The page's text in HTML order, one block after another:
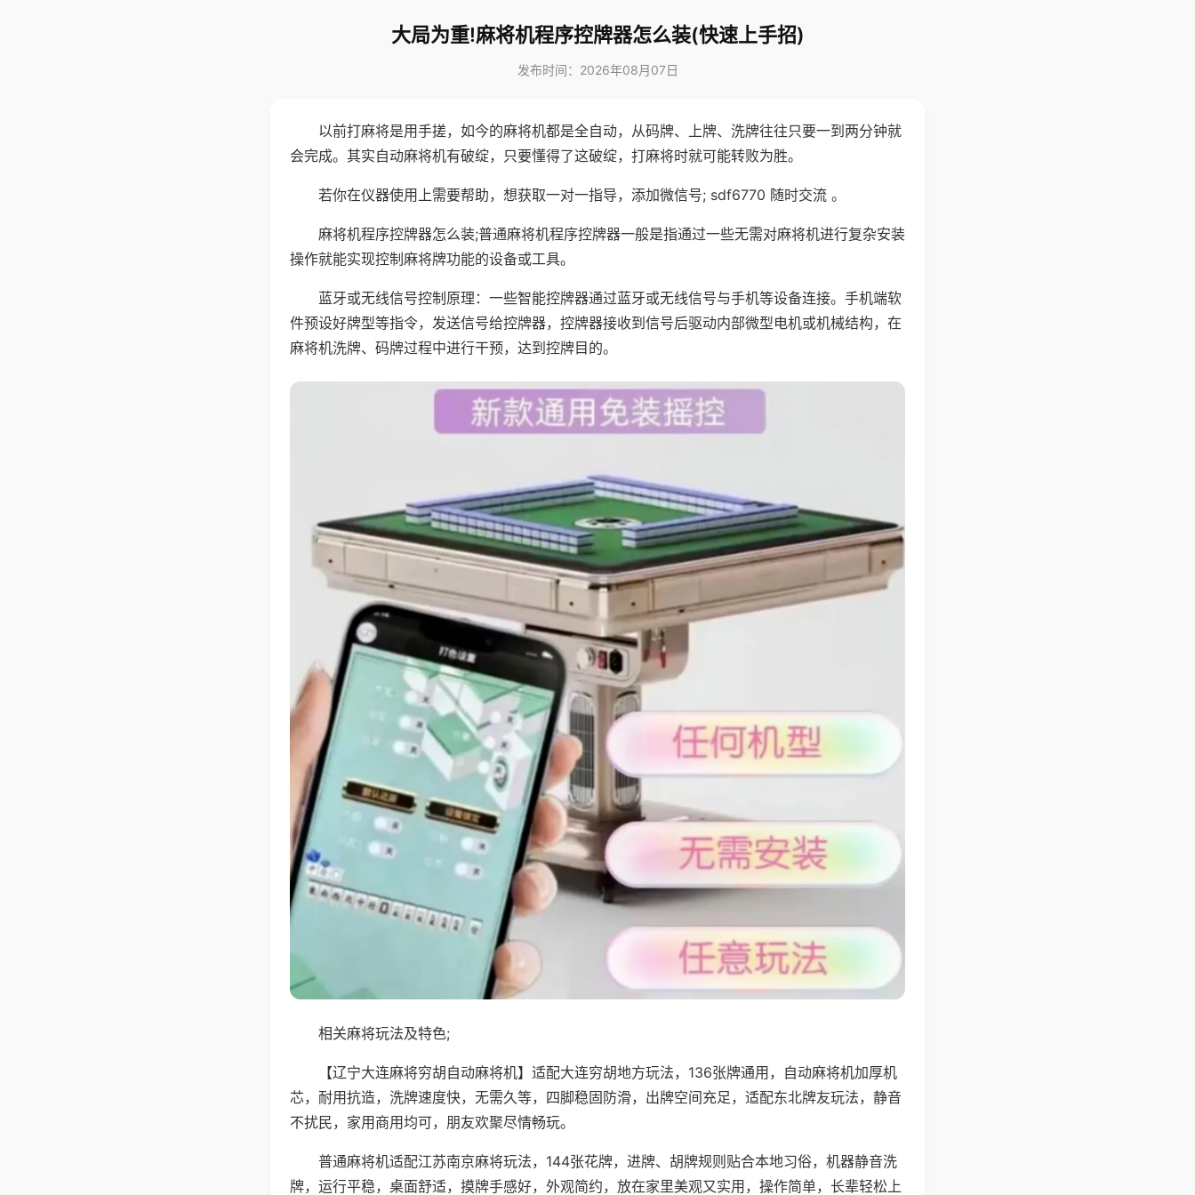
大局为重!麻将机程序控牌器怎么装(快速上手招)
发布时间：2026年08月07日
以前打麻将是用手搓，如今的麻将机都是全自动，从码牌、上牌、洗牌往往只要一到两分钟就
会完成。其实自动麻将机有破绽，只要懂得了这破绽，打麻将时就可能转败为胜。
若你在仪器使用上需要帮助，想获取一对一指导，添加微信号; sdf6770 随时交流 。
麻将机程序控牌器怎么装;普通麻将机程序控牌器一般是指通过一些无需对麻将机进行复杂安装
操作就能实现控制麻将牌功能的设备或工具。
蓝牙或无线信号控制原理：一些智能控牌器通过蓝牙或无线信号与手机等设备连接。手机端软
件预设好牌型等指令，发送信号给控牌器，控牌器接收到信号后驱动内部微型电机或机械结构，在
麻将机洗牌、码牌过程中进行干预，达到控牌目的。
相关麻将玩法及特色;
【辽宁大连麻将穷胡自动麻将机】适配大连穷胡地方玩法，136张牌通用，自动麻将机加厚机
芯，耐用抗造，洗牌速度快，无需久等，四脚稳固防滑，出牌空间充足，适配东北牌友玩法，静音
不扰民，家用商用均可，朋友欢聚尽情畅玩。
普通麻将机适配江苏南京麻将玩法，144张花牌，进牌、胡牌规则贴合本地习俗，机器静音洗
牌，运行平稳，桌面舒适，摸牌手感好，外观简约，放在家里美观又实用，操作简单，长辈轻松上